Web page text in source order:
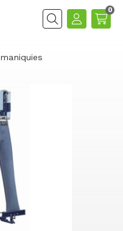
Buscar
0
maniquies